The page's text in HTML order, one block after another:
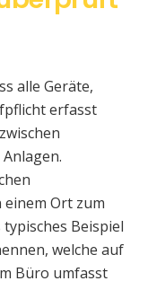
alle Geräte,
erfasst
Ort zum
Beispiel
welche auf
Büro umfasst